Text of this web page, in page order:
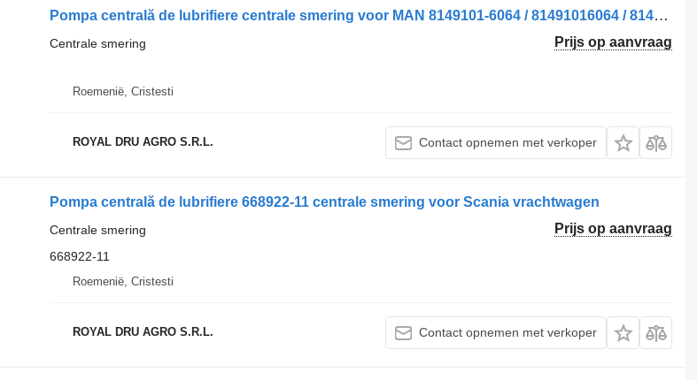
Pompa centrală de lubrifiere centrale smering voor MAN 8149101-6064 / 81491016064 / 8149102-6009 / 81491026009 / 81491016061 / 8149101-6061 / 8149101-6066 / 81491016066 vrachtwagen
Prijs op aanvraag
Centrale smering
Roemenië, Cristesti
ROYAL DRU AGRO S.R.L. Contact opnemen met verkoper
Pompa centrală de lubrifiere 668922-11 centrale smering voor Scania vrachtwagen
Prijs op aanvraag
Centrale smering
668922-11
Roemenië, Cristesti
ROYAL DRU AGRO S.R.L. Contact opnemen met verkoper